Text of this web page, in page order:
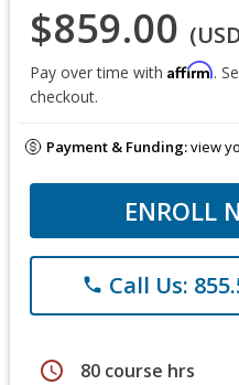
$859.00
Pay over time with Affirm.
checkout.
Payment & Funding:view
ENROLL
phone Call Us:
schedule 80 course hrs